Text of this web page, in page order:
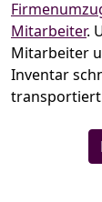
Mitarbeiter.
Mitarbeiter
Inventar